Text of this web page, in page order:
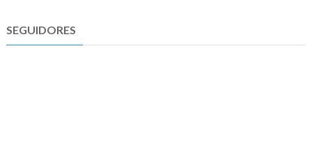
SEGUIDORES